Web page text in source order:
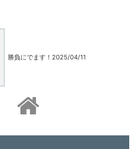
勝負にでます！2025/04/11